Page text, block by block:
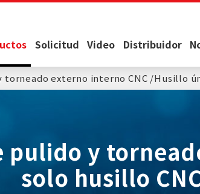
Solicitud Video Distribuidor
externo interno CNC Husillo
pulido y
solo husillo